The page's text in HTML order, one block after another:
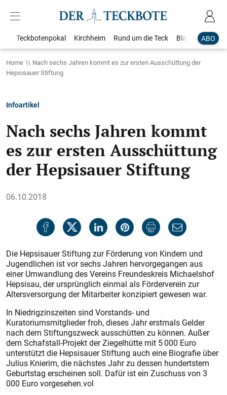
ABO
Teckbotenpokal Kirchheim Rund um die Teck Blaulicht
Home
Nach sechs Jahren kommt es zur ersten Ausschüttung der
Hepsisauer Stiftung
Infoartikel
Nach sechs Jahren kommt
es zur ersten Ausschüttung
der Hepsisauer Stiftung
06.10.2018
Die Hepsisauer Stiftung zur Förderung von Kindern und
Jugendlichen ist vor sechs Jahren hervorgegangen aus
einer Umwandlung des Vereins Freundeskreis Michaelshof
Hepsisau, der ursprünglich einmal als Förderverein zur
Altersversorgung der Mitarbeiter konzipiert gewesen war.
In Niedrigzinszeiten sind Vorstands- und
Kuratoriumsmitglieder froh, dieses Jahr erstmals Gelder
nach dem Stiftungszweck ausschütten zu können. Außer
dem Schafstall-Projekt der Ziegelhütte mit 5 000 Euro
unterstützt die Hepsisauer Stiftung auch eine Biografie über
Julius Knierim, die nächstes Jahr zu dessen hundertstem
Geburtstag erscheinen soll. Dafür ist ein Zuschuss von 3
000 Euro vorgesehen.vol